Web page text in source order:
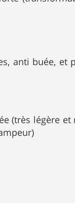
anti buée,
(très légère